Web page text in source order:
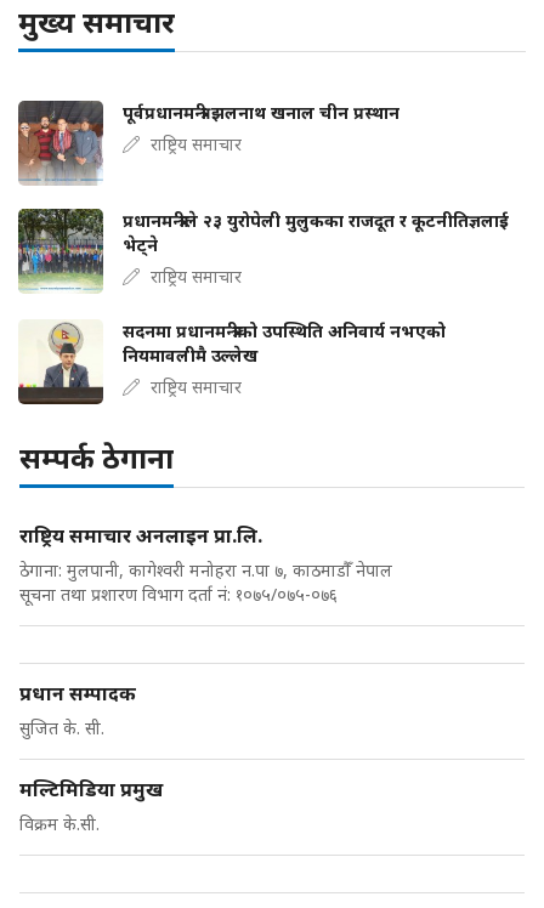
मुख्य समाचार
पूर्वप्रधानमन्त्री झलनाथ खनाल चीन प्रस्थान
राष्ट्रिय समाचार
प्रधानमन्त्रीले २३ युरोपेली मुलुकका राजदूत र कूटनीतिज्ञलाई
भेट्ने
राष्ट्रिय समाचार
सदनमा प्रधानमन्त्रीको उपस्थिति अनिवार्य नभएको
नियमावलीमै उल्लेख
राष्ट्रिय समाचार
सम्पर्क ठेगाना
राष्ट्रिय समाचार अनलाइन प्रा.लि.
ठेगाना: मुलपानी, कागेश्वरी मनोहरा न.पा ७, काठमाडौँ नेपाल
सूचना तथा प्रशारण विभाग दर्ता नं: १०७५/०७५-०७६
प्रधान सम्पादक
सुजित के. सी.
मल्टिमिडिया प्रमुख
विक्रम के.सी.